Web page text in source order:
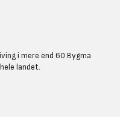
i mere end 60 Bygma
landet.